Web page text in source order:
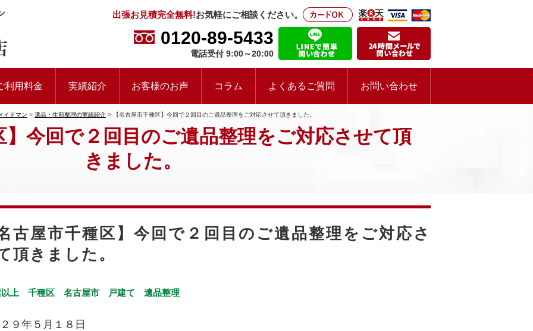
出張お見積完全無料!お気軽にご相談ください。
0120-89-5433
電話受付 9:00～20:00
利用料金 実績紹介 お客様のお声 コラム よくあるご質問 お問い合わせ
イドマン > 遺品・生前整理の実績紹介 > 【名古屋市千種区】今回で２回目のご遺品整理をご対応させて頂きました。
】今回で２回目のご遺品整理をご対応させて頂
きました。
古屋市千種区】今回で２回目のご遺品整理をご対応さ
頂きました。
上 千種区 名古屋市 戸建て 遺品整理
９年５月１８日